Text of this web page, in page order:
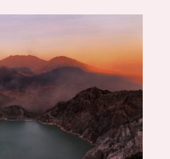
субъективный
и
полный
путеводитель